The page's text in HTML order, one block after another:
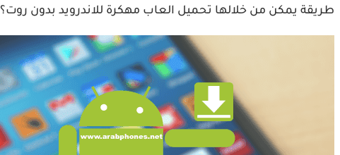
طريقة يمكن من خلالها تحميل العاب مهكرة للاندرويد بدون روت؟